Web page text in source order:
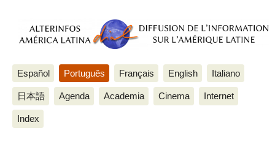
Español Português Français English Italiano
日本語 Agenda Academia Cinema Internet
Index